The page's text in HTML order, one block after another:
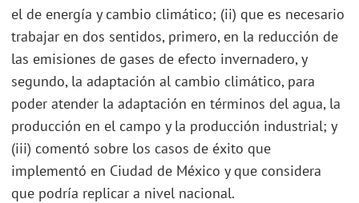
el de energía y cambio climático; (ii) que es necesario
trabajar en dos sentidos, primero, en la reducción de
las emisiones de gases de efecto invernadero, y
segundo, la adaptación al cambio climático, para
poder atender la adaptación en términos del agua, la
producción en el campo y la producción industrial; y
(iii) comentó sobre los casos de éxito que
implementó en Ciudad de México y que considera
que podría replicar a nivel nacional.